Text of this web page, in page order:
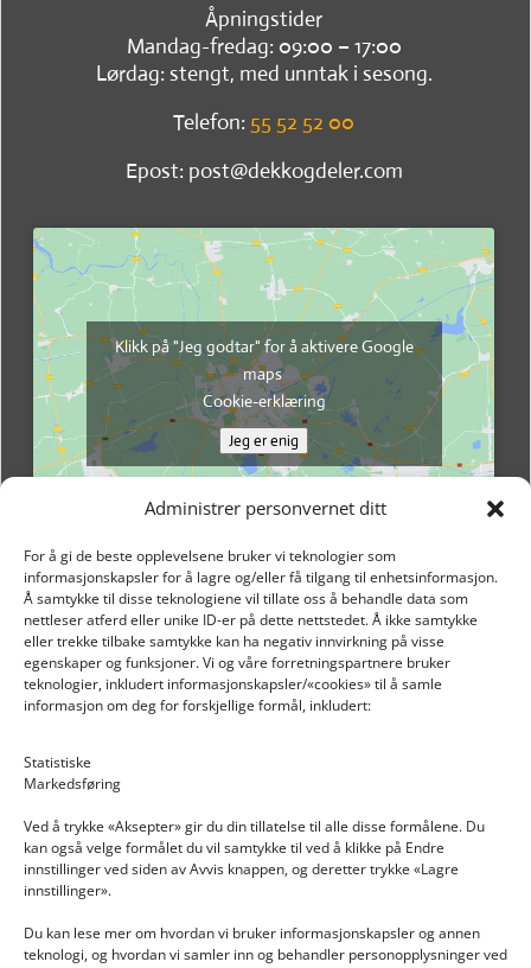
Administrer personvernet ditt
For å gi de beste opplevelsene bruker vi teknologier som
informasjonskapsler for å lagre og/eller få tilgang til enhetsinformasjon.
Å samtykke til disse teknologiene vil tillate oss å behandle data som
nettleser atferd eller unike ID-er på dette nettstedet. Å ikke samtykke
eller trekke tilbake samtykke kan ha negativ innvirkning på visse
egenskaper og funksjoner. Vi og våre forretningspartnere bruker
teknologier, inkludert informasjonskapsler/«cookies» til å samle
informasjon om deg for forskjellige formål, inkludert:
Statistiske
Markedsføring
Ved å trykke «Aksepter» gir du din tillatelse til alle disse formålene. Du
kan også velge formålet du vil samtykke til ved å klikke på Endre
innstillinger ved siden av Avvis knappen, og deretter trykke «Lagre
innstillinger».
Du kan lese mer om hvordan vi bruker informasjonskapsler og annen
teknologi, og hvordan vi samler inn og behandler personopplysninger ved
Åpningstider
Mandag-fredag: 09:00 – 17:00
Lørdag: stengt, med unntak i sesong.
Telefon: 55 52 52 00
Epost: post@dekkogdeler.com
Klikk på "Jeg godtar" for å aktivere Google
maps
Cookie-erklæring
Jeg er enig
INFORMASJON